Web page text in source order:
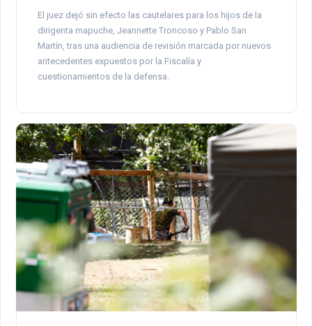
El juez dejó sin efecto las cautelares para los hijos de la
dirigenta mapuche, Jeannette Troncoso y Pablo San
Martín, tras una audiencia de revisión marcada por nuevos
antecedentes expuestos por la Fiscalía y
cuestionamientos de la defensa.